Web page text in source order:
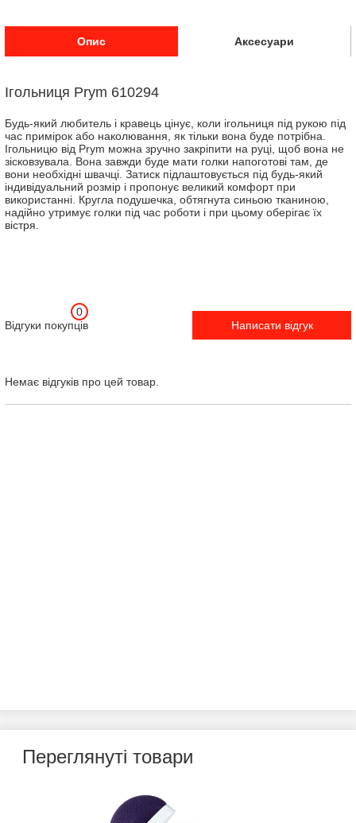
Опис Аксесуари
Ігольниця Prym 610294
Будь-який любитель і кравець цінує, коли ігольниця під рукою під
час примірок або наколювання, як тільки вона буде потрібна.
Ігольницю від Prym можна зручно закріпити на руці, щоб вона не
зісковзувала. Вона завжди буде мати голки напоготові там, де
вони необхідні швачці. Затиск підлаштовується під будь-який
індивідуальний розмір і пропонує великий комфорт при
використанні. Кругла подушечка, обтягнута синьою тканиною,
надійно утримує голки під час роботи і при цьому оберігає їх
вістря.
Відгуки покупців
0
Написати відгук
Немає відгуків про цей товар.
Переглянуті товари